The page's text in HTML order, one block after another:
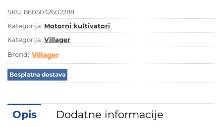
SKU: 8605032602288
Kategorija: Motorni kultivatori
Kategorija: Villager
Brend:
Besplatna dostava
Opis Dodatne informacije